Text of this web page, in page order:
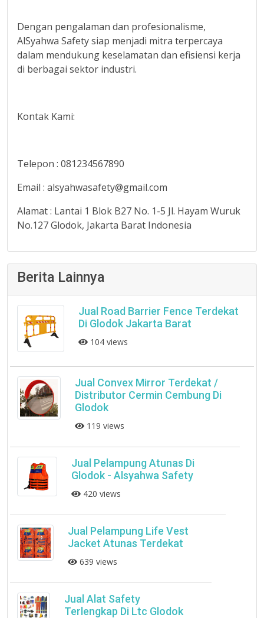
Dengan pengalaman dan profesionalisme,
AlSyahwa Safety siap menjadi mitra terpercaya
dalam mendukung keselamatan dan efisiensi kerja
di berbagai sektor industri.
Kontak Kami:
Telepon : 081234567890
Email : alsyahwasafety@gmail.com
Alamat : Lantai 1 Blok B27 No. 1-5 Jl. Hayam Wuruk
No.127 Glodok, Jakarta Barat Indonesia
Berita Lainnya
Jual Road Barrier Fence Terdekat
Di Glodok Jakarta Barat
104 views
Jual Convex Mirror Terdekat /
Distributor Cermin Cembung Di
Glodok
119 views
Jual Pelampung Atunas Di
Glodok - Alsyahwa Safety
420 views
Jual Pelampung Life Vest
Jacket Atunas Terdekat
639 views
Jual Alat Safety
Terlengkap Di Ltc Glodok